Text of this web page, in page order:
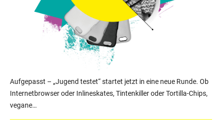
Aufgepasst – „Jugend testet“ startet jetzt in eine neue Runde. Ob
Internetbrowser oder Inlineskates, Tintenkiller oder Tortilla-Chips,
vegane…